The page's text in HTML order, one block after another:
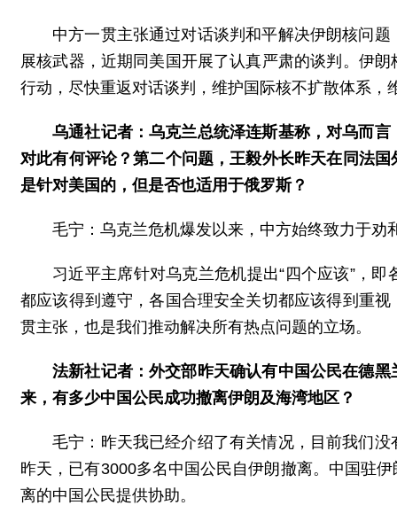
中方一贯主张通过对话谈判和平解决伊朗核问
展核武器，近期同美国开展了认真严肃的谈判。伊
行动，尽快重返对话谈判，维护国际核不扩散体系，
乌通社记者：乌克兰总统泽连斯基称，对乌而
对此有何评论？第二个问题，王毅外长昨天在同法
是针对美国的，但是否也适用于俄罗斯？
毛宁：乌克兰危机爆发以来，中方始终致力于
习近平主席针对乌克兰危机提出“四个应该”，
都应该得到遵守，各国合理安全关切都应该得到重
贯主张，也是我们推动解决所有热点问题的立场。
法新社记者：外交部昨天确认有中国公民在德
来，有多少中国公民成功撤离伊朗及海湾地区？
毛宁：昨天我已经介绍了有关情况，目前我们
昨天，已有3000多名中国公民自伊朗撤离。中国驻
离的中国公民提供协助。